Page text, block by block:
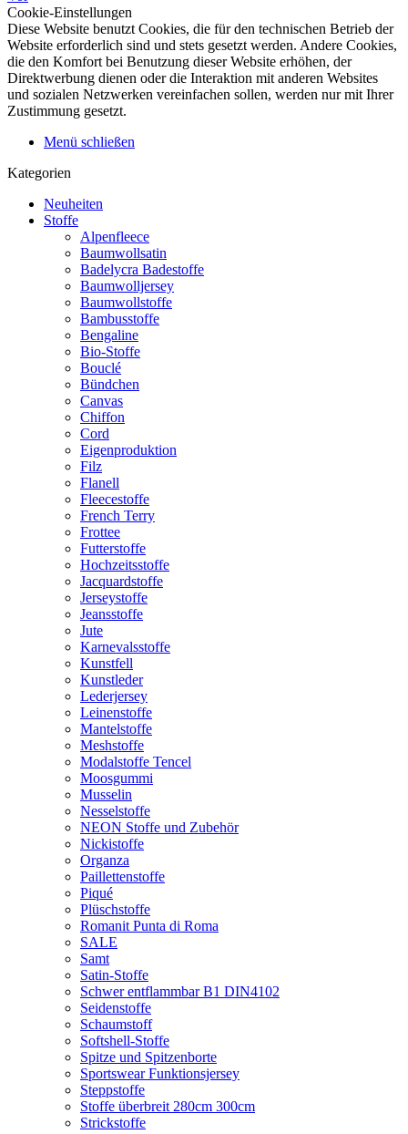
Cookie-Einstellungen
Diese Website benutzt Cookies, die für den technischen Betrieb der
Website erforderlich sind und stets gesetzt werden. Andere Cookies,
die den Komfort bei Benutzung dieser Website erhöhen, der
Direktwerbung dienen oder die Interaktion mit anderen Websites
und sozialen Netzwerken vereinfachen sollen, werden nur mit Ihrer
Zustimmung gesetzt.
Menü schließen
Kategorien
Neuheiten
Stoffe
Alpenfleece
Baumwollsatin
Badelycra Badestoffe
Baumwolljersey
Baumwollstoffe
Bambusstoffe
Bengaline
Bio-Stoffe
Bouclé
Bündchen
Canvas
Chiffon
Cord
Eigenproduktion
Filz
Flanell
Fleecestoffe
French Terry
Frottee
Futterstoffe
Hochzeitsstoffe
Jacquardstoffe
Jerseystoffe
Jeansstoffe
Jute
Karnevalsstoffe
Kunstfell
Kunstleder
Lederjersey
Leinenstoffe
Mantelstoffe
Meshstoffe
Modalstoffe Tencel
Moosgummi
Musselin
Nesselstoffe
NEON Stoffe und Zubehör
Nickistoffe
Organza
Paillettenstoffe
Piqué
Plüschstoffe
Romanit Punta di Roma
SALE
Samt
Satin-Stoffe
Schwer entflammbar B1 DIN4102
Seidenstoffe
Schaumstoff
Softshell-Stoffe
Spitze und Spitzenborte
Sportswear Funktionsjersey
Steppstoffe
Stoffe überbreit 280cm 300cm
Strickstoffe